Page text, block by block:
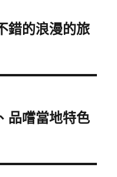
錯的浪漫的旅
品嚐當地特色